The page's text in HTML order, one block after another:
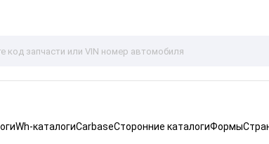
Wh-каталогиCarbaseСторонние каталогиФормы